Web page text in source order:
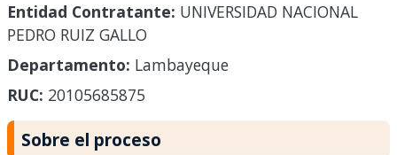
Entidad Contratante: UNIVERSIDAD NACIONAL
PEDRO RUIZ GALLO
Departamento: Lambayeque
RUC: 20105685875
Sobre el proceso